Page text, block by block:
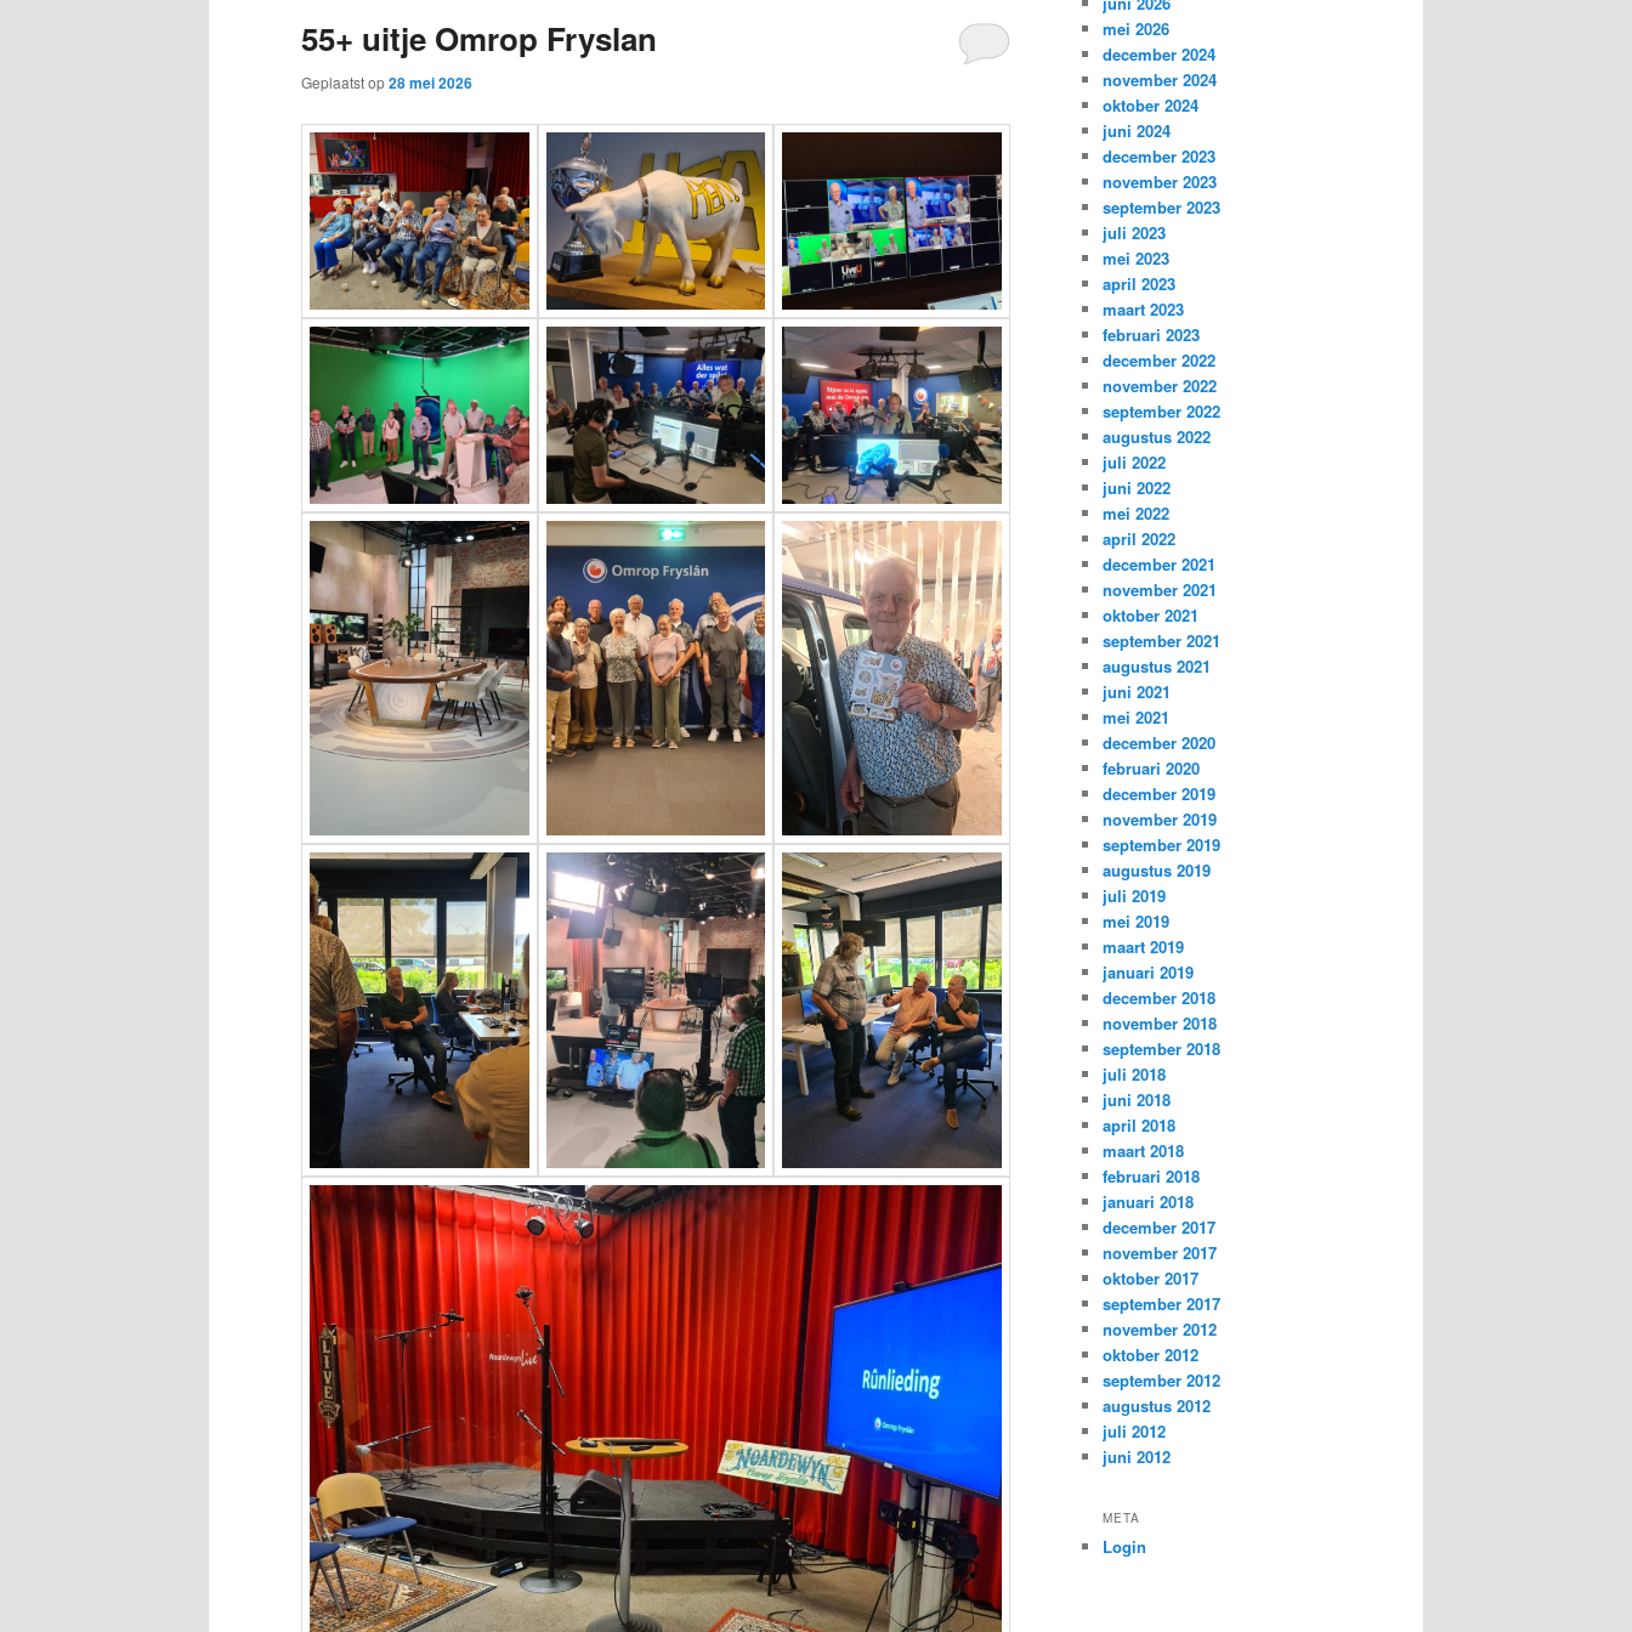
55+ uitje Omrop Fryslan
Geplaatst op28 mei 2026
mei 2026
december 2024
november 2024
oktober 2024
juni 2024
december 2023
november 2023
september 2023
juli 2023
mei 2023
april 2023
maart 2023
februari 2023
december 2022
november 2022
september 2022
augustus 2022
juli 2022
juni 2022
mei 2022
april 2022
december 2021
november 2021
oktober 2021
september 2021
augustus 2021
juni 2021
mei 2021
december 2020
februari 2020
december 2019
november 2019
september 2019
augustus 2019
juli 2019
mei 2019
maart 2019
januari 2019
december 2018
november 2018
september 2018
juli 2018
juni 2018
april 2018
maart 2018
februari 2018
januari 2018
december 2017
november 2017
oktober 2017
september 2017
november 2012
oktober 2012
september 2012
augustus 2012
juli 2012
juni 2012
META
Login